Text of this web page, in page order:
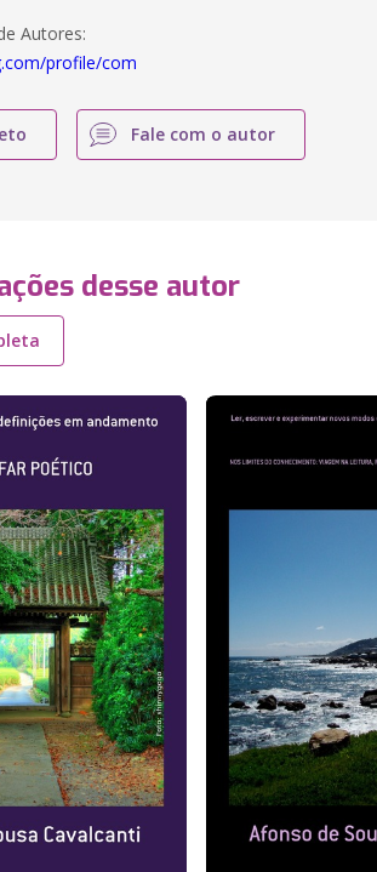
Autores:
profile/com
Fale com o autor
desse autor